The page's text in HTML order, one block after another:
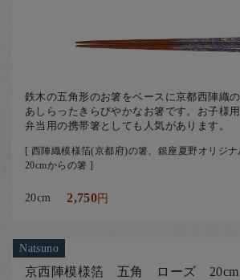
鉄木の五角形のお箸をベースに京都西陣織
あしらったきらびやかなお箸です。お子様
弁当用の携帯箸としても人気があります。
[ 西陣織模様箔(京都府)の箸、銀座夏野オリジナ
20cmからの箸 ]
20cm 2,750円
Natsuno
京西陣模様箔 五角 ローズ 20cm